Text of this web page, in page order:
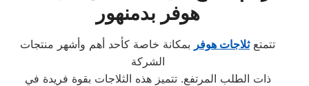
هوفر بدمنهور
تتمتعثلاجات هوفر بمكانة خاصة كأحد أهم وأشهر منتجات
الشركة
ذات الطلب المرتفع. تتميز هذه الثلاجات بقوة فريدة في